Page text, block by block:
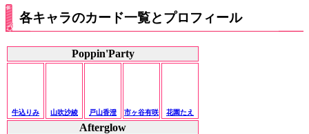
各キャラのカード一覧とプロフィール
Poppin'Party
牛込りみ 山吹沙綾 戸山香澄 市ヶ谷有咲 花園たえ
Afterglow